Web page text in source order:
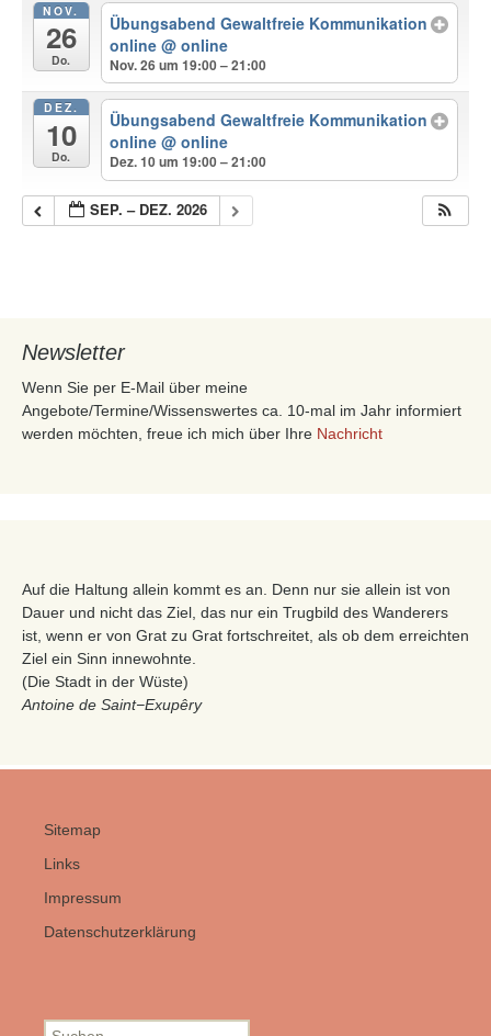
NOV.
26
Do.
Übungsabend Gewaltfreie Kommunikation
online@ online
Nov. 26 um 19:00 – 21:00
DEZ.
10
Do.
Übungsabend Gewaltfreie Kommunikation
online@ online
Dez. 10 um 19:00 – 21:00
SEP. – DEZ. 2026
Newsletter
Wenn Sie per E-Mail über meine
Angebote/Termine/Wissenswertes ca. 10-mal im Jahr informiert
werden möchten, freue ich mich über Ihre Nachricht
Auf die Haltung allein kommt es an. Denn nur sie allein ist von
Dauer und nicht das Ziel, das nur ein Trugbild des Wanderers
ist, wenn er von Grat zu Grat fortschreitet, als ob dem erreichten
Ziel ein Sinn innewohnte.
(Die Stadt in der Wüste)
Antoine de Saint−Exupêry
Sitemap
Links
Impressum
Datenschutzerklärung
Suchen